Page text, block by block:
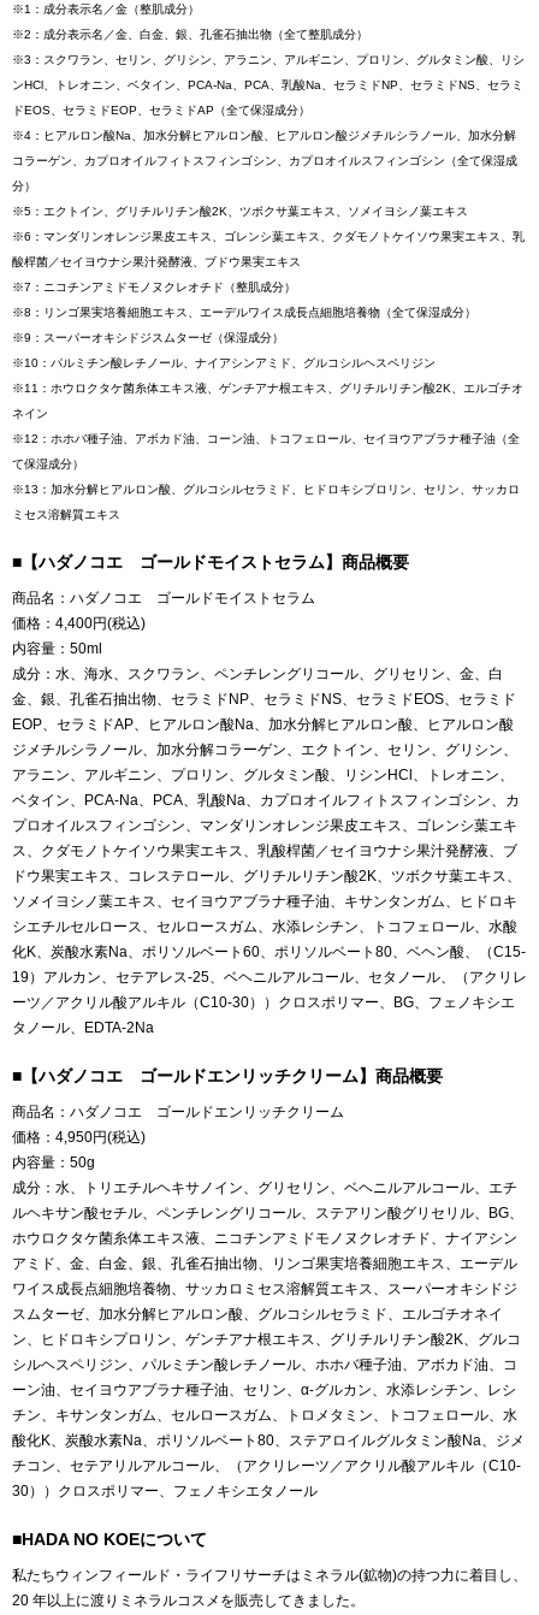
※1：成分表示名／金（整肌成分）
※2：成分表示名／金、白金、銀、孔雀石抽出物（全て整肌成分）
※3：スクワラン、セリン、グリシン、アラニン、アルギニン、プロリン、グルタミン酸、リシ
ンHCl、トレオニン、ベタイン、PCA-Na、PCA、乳酸Na、セラミドNP、セラミドNS、セラミ
ドEOS、セラミドEOP、セラミドAP（全て保湿成分）
※4：ヒアルロン酸Na、加水分解ヒアルロン酸、ヒアルロン酸ジメチルシラノール、加水分解
コラーゲン、カプロオイルフィトスフィンゴシン、カプロオイルスフィンゴシン（全て保湿成
分）
※5：エクトイン、グリチルリチン酸2K、ツボクサ葉エキス、ソメイヨシノ葉エキス
※6：マンダリンオレンジ果皮エキス、ゴレンシ葉エキス、クダモノトケイソウ果実エキス、乳
酸桿菌／セイヨウナシ果汁発酵液、ブドウ果実エキス
※7：ニコチンアミドモノヌクレオチド（整肌成分）
※8：リンゴ果実培養細胞エキス、エーデルワイス成長点細胞培養物（全て保湿成分）
※9：スーパーオキシドジスムターゼ（保湿成分）
※10：パルミチン酸レチノール、ナイアシンアミド、グルコシルヘスペリジン
※11：ホウロクタケ菌糸体エキス液、ゲンチアナ根エキス、グリチルリチン酸2K、エルゴチオ
ネイン
※12：ホホバ種子油、アボカド油、コーン油、トコフェロール、セイヨウアブラナ種子油（全
て保湿成分）
※13：加水分解ヒアルロン酸、グルコシルセラミド、ヒドロキシプロリン、セリン、サッカロ
ミセス溶解質エキス
■【ハダノコエ ゴールドモイストセラム】商品概要
商品名：ハダノコエ ゴールドモイストセラム
価格：4,400円(税込)
内容量：50ml
成分：水、海水、スクワラン、ペンチレングリコール、グリセリン、金、白
金、銀、孔雀石抽出物、セラミドNP、セラミドNS、セラミドEOS、セラミド
EOP、セラミドAP、ヒアルロン酸Na、加水分解ヒアルロン酸、ヒアルロン酸
ジメチルシラノール、加水分解コラーゲン、エクトイン、セリン、グリシン、
アラニン、アルギニン、プロリン、グルタミン酸、リシンHCl、トレオニン、
ベタイン、PCA-Na、PCA、乳酸Na、カプロオイルフィトスフィンゴシン、カ
プロオイルスフィンゴシン、マンダリンオレンジ果皮エキス、ゴレンシ葉エキ
ス、クダモノトケイソウ果実エキス、乳酸桿菌／セイヨウナシ果汁発酵液、ブ
ドウ果実エキス、コレステロール、グリチルリチン酸2K、ツボクサ葉エキス、
ソメイヨシノ葉エキス、セイヨウアブラナ種子油、キサンタンガム、ヒドロキ
シエチルセルロース、セルロースガム、水添レシチン、トコフェロール、水酸
化K、炭酸水素Na、ポリソルベート60、ポリソルベート80、ベヘン酸、（C15-
19）アルカン、セテアレス-25、ベヘニルアルコール、セタノール、（アクリレ
ーツ／アクリル酸アルキル（C10-30））クロスポリマー、BG、フェノキシエ
タノール、EDTA-2Na
■【ハダノコエ ゴールドエンリッチクリーム】商品概要
商品名：ハダノコエ ゴールドエンリッチクリーム
価格：4,950円(税込)
内容量：50g
成分：水、トリエチルヘキサノイン、グリセリン、ベヘニルアルコール、エチ
ルヘキサン酸セチル、ペンチレングリコール、ステアリン酸グリセリル、BG、
ホウロクタケ菌糸体エキス液、ニコチンアミドモノヌクレオチド、ナイアシン
アミド、金、白金、銀、孔雀石抽出物、リンゴ果実培養細胞エキス、エーデル
ワイス成長点細胞培養物、サッカロミセス溶解質エキス、スーパーオキシドジ
スムターゼ、加水分解ヒアルロン酸、グルコシルセラミド、エルゴチオネイ
ン、ヒドロキシプロリン、ゲンチアナ根エキス、グリチルリチン酸2K、グルコ
シルヘスペリジン、パルミチン酸レチノール、ホホバ種子油、アボカド油、コ
ーン油、セイヨウアブラナ種子油、セリン、α-グルカン、水添レシチン、レシ
チン、キサンタンガム、セルロースガム、トロメタミン、トコフェロール、水
酸化K、炭酸水素Na、ポリソルベート80、ステアロイルグルタミン酸Na、ジメ
チコン、セテアリルアルコール、（アクリレーツ／アクリル酸アルキル（C10-
30））クロスポリマー、フェノキシエタノール
■HADA NO KOEについて
私たちウィンフィールド・ライフリサーチはミネラル(鉱物)の持つ力に着目し、
20 年以上に渡りミネラルコスメを販売してきました。